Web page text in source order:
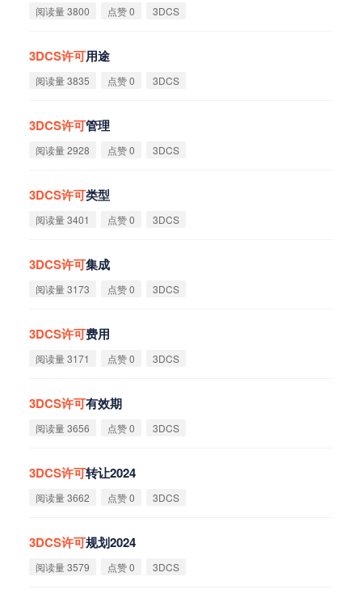
阅读量 3800 点赞 0 3DCS
3DCS许可用途
阅读量 3835 点赞 0 3DCS
3DCS许可管理
阅读量 2928 点赞 0 3DCS
3DCS许可类型
阅读量 3401 点赞 0 3DCS
3DCS许可集成
阅读量 3173 点赞 0 3DCS
3DCS许可费用
阅读量 3171 点赞 0 3DCS
3DCS许可有效期
阅读量 3656 点赞 0 3DCS
3DCS许可转让2024
阅读量 3662 点赞 0 3DCS
3DCS许可规划2024
阅读量 3579 点赞 0 3DCS